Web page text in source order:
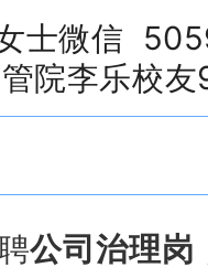
士微信
院李乐校友
公司治理岗